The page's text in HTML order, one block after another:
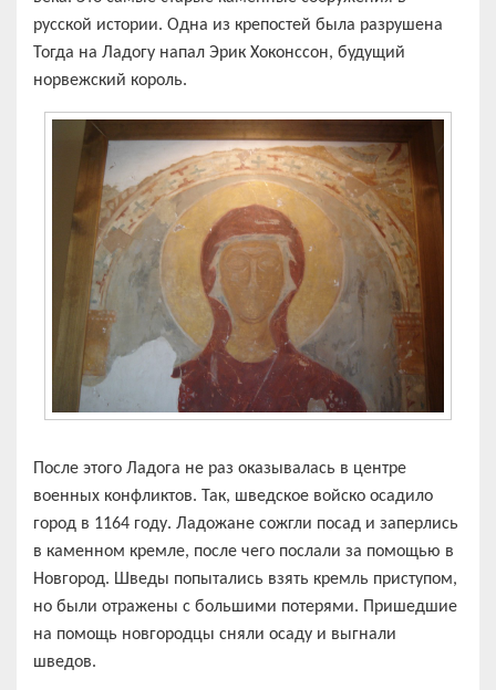
русской истории. Одна из крепостей была разрушена
Тогда на Ладогу напал Эрик Хоконссон, будущий
норвежский король.
После этого Ладога не раз оказывалась в центре
военных конфликтов. Так, шведское войско осадило
город в 1164 году. Ладожане сожгли посад и заперлись
в каменном кремле, после чего послали за помощью в
Новгород. Шведы попытались взять кремль приступом,
но были отражены с большими потерями. Пришедшие
на помощь новгородцы сняли осаду и выгнали
шведов.